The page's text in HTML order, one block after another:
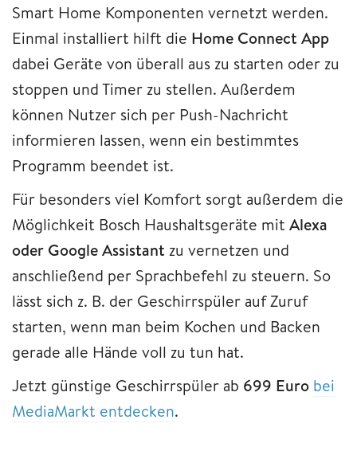
Smart Home Komponenten vernetzt werden.
Einmal installiert hilft die Home Connect App
dabei Geräte von überall aus zu starten oder zu
stoppen und Timer zu stellen. Außerdem
können Nutzer sich per Push-Nachricht
informieren lassen, wenn ein bestimmtes
Programm beendet ist.
Für besonders viel Komfort sorgt außerdem die
Möglichkeit Bosch Haushaltsgeräte mit Alexa
oder Google Assistant zu vernetzen und
anschließend per Sprachbefehl zu steuern. So
lässt sich z. B. der Geschirrspüler auf Zuruf
starten, wenn man beim Kochen und Backen
gerade alle Hände voll zu tun hat.
Jetzt günstige Geschirrspüler ab 699 Euro bei
MediaMarkt entdecken.